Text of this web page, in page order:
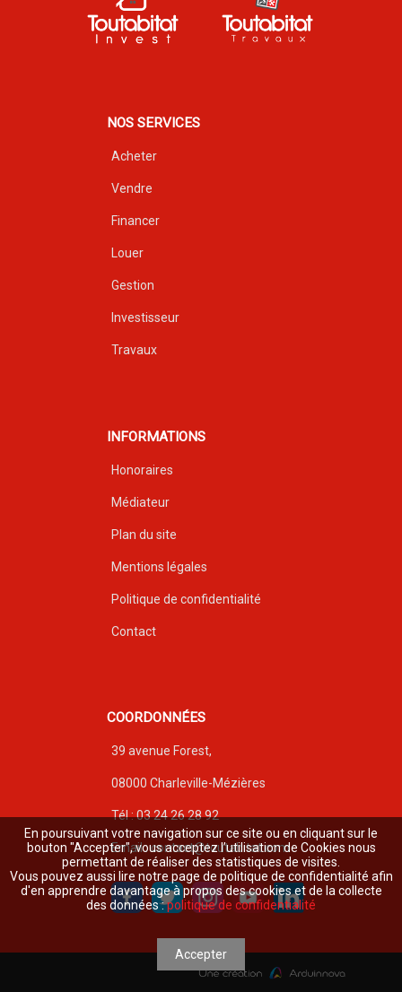
NOS SERVICES
Acheter
Vendre
Financer
Louer
Gestion
Investisseur
Travaux
INFORMATIONS
Honoraires
Médiateur
Plan du site
Mentions légales
Politique de confidentialité
Contact
COORDONNÉES
39 avenue Forest,
08000 Charleville-Mézières
Tél : 03 24 26 28 92
Email : contact@toutabitat.com
En poursuivant votre navigation sur ce site ou en cliquant sur le
bouton "Accepter", vous acceptez l’utilisation de Cookies nous
permettant de réaliser des statistiques de visites.
Vous pouvez aussi lire notre page de politique de confidentialité afin
d'en apprendre davantage à propos des cookies et de la collecte
des données :politique de confidentialité
Accepter